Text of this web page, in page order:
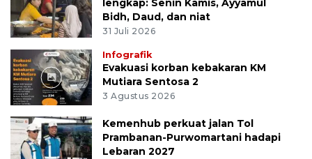
lengkap: Senin Kamis, Ayyamul
Bidh, Daud, dan niat
31 Juli 2026
Infografik
Evakuasi korban kebakaran KM
Mutiara Sentosa 2
3 Agustus 2026
Kemenhub perkuat jalan Tol
Prambanan-Purwomartani hadapi
Lebaran 2027